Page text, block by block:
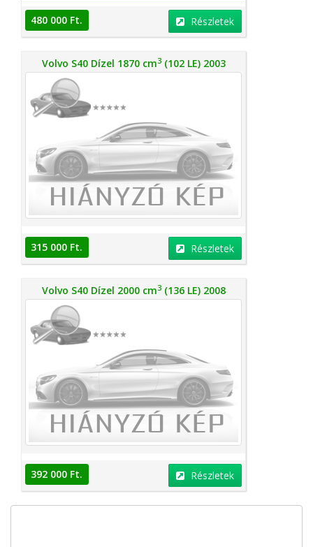
480 000 Ft. Részletek
Volvo S40 Dízel 1870 cm3(102 LE) 2003
315 000 Ft. Részletek
Volvo S40 Dízel 2000 cm3(136 LE) 2008
392 000 Ft. Részletek